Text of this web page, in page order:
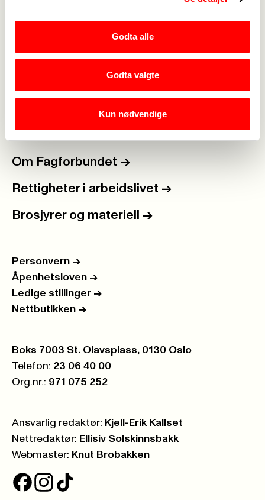
Godta alle
Godta valgte
Kun nødvendige
Lønn og tariff ->
->
Om Fagforbundet ->
Rettigheter i arbeidslivet ->
Brosjyrer og materiell ->
Personvern ->
Åpenhetsloven ->
Ledige stillinger ->
Nettbutikken ->
Postboks:
Boks 7003 St. Olavsplass, 0130 Oslo
Telefon: 23 06 40 00
Org.nr.: 971 075 252
Ansvarlig redaktør: Kjell-Erik Kallset
Nettredaktør: Ellisiv Solskinnsbakk
Webmaster: Knut Brobakken